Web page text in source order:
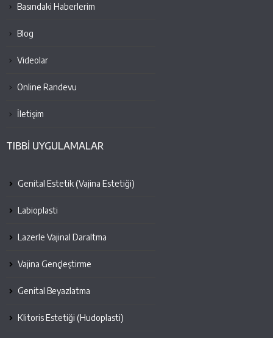
Basındaki Haberlerim
Blog
Videolar
Online Randevu
İletişim
TIBBİ UYGULAMALAR
Genital Estetik (Vajina Estetiği)
Labioplasti
Lazerle Vajinal Daraltma
Vajina Gençleştirme
Genital Beyazlatma
Klitoris Estetiği (Hudoplasti)